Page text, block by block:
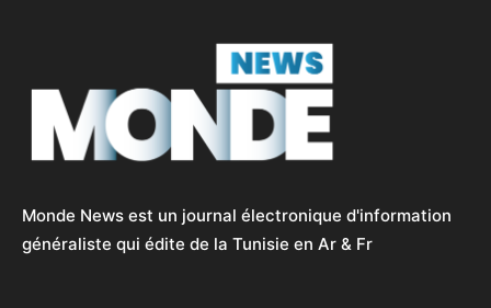
Monde News est un journal électronique d'information
généraliste qui édite de la Tunisie en Ar & Fr